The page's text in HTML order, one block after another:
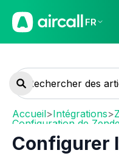
FR
Accueil>Intégrations>
Configuration de
Configurer